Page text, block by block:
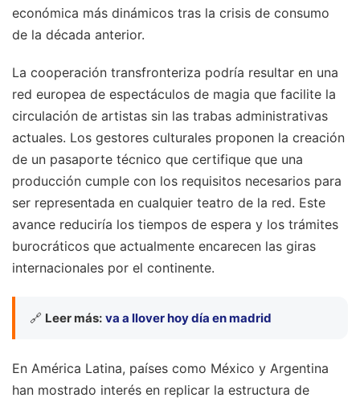
económica más dinámicos tras la crisis de consumo
de la década anterior.
La cooperación transfronteriza podría resultar en una
red europea de espectáculos de magia que facilite la
circulación de artistas sin las trabas administrativas
actuales. Los gestores culturales proponen la creación
de un pasaporte técnico que certifique que una
producción cumple con los requisitos necesarios para
ser representada en cualquier teatro de la red. Este
avance reduciría los tiempos de espera y los trámites
burocráticos que actualmente encarecen las giras
internacionales por el continente.
🔗 Leer más: va a llover hoy día en madrid
En América Latina, países como México y Argentina
han mostrado interés en replicar la estructura de